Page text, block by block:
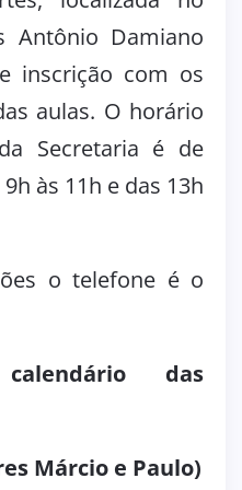
Antônio Damiano
inscrição com os
aulas. O horário
Secretaria é de
às 11h e das 13h
o telefone é o
das
Márcio e Paulo)